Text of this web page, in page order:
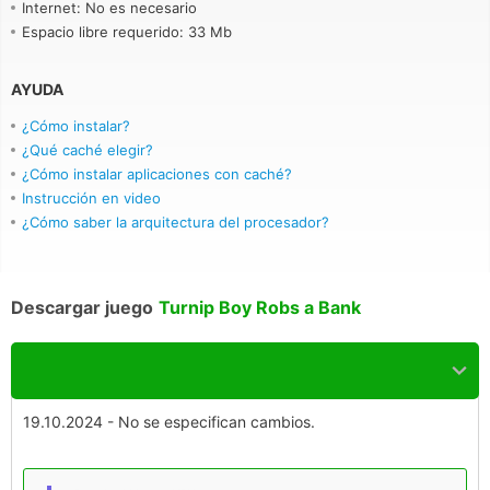
Internet: No es necesario
Espacio libre requerido: 33 Mb
AYUDA
¿Cómo instalar?
¿Qué caché elegir?
¿Cómo instalar aplicaciones con caché?
Instrucción en video
¿Cómo saber la arquitectura del procesador?
Descargar juego Turnip Boy Robs a Bank
19.10.2024 - No se especifican cambios.